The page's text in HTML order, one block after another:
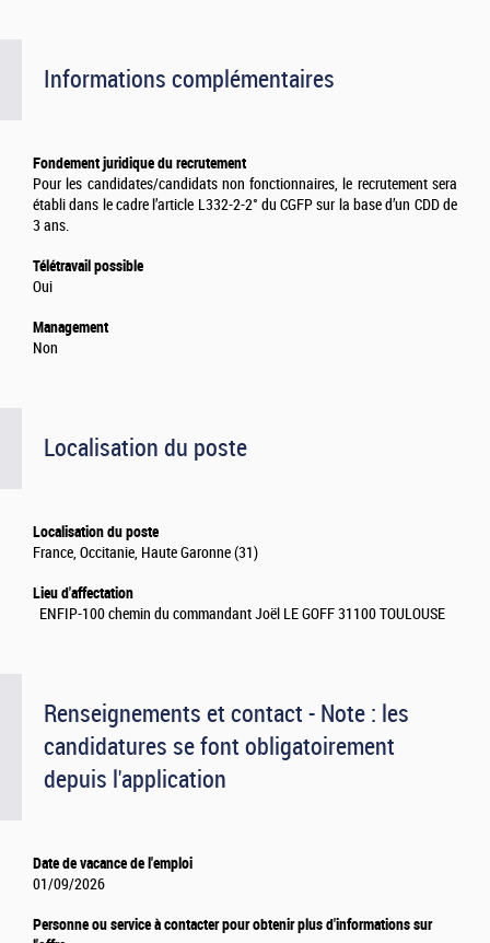
Informations complémentaires
Fondement juridique du recrutement
Pour les candidates/candidats non fonctionnaires, le recrutement sera
établi dans le cadre l’article L332-2-2° du CGFP sur la base d’un CDD de
3 ans.
Télétravail possible
Oui
Management
Non
Localisation du poste
Localisation du poste
France, Occitanie, Haute Garonne (31)
Lieu d'affectation
ENFIP-100 chemin du commandant Joël LE GOFF 31100 TOULOUSE
Renseignements et contact - Note : les
candidatures se font obligatoirement
depuis l'application
Date de vacance de l'emploi
01/09/2026
Personne ou service à contacter pour obtenir plus d'informations sur